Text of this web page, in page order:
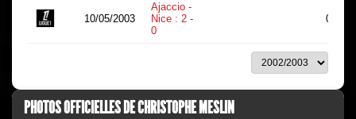
10/05/2003
Ajaccio -
Nice : 2 -
0
0
PHOTOS OFFICIELLES DE CHRISTOPHE MESLIN